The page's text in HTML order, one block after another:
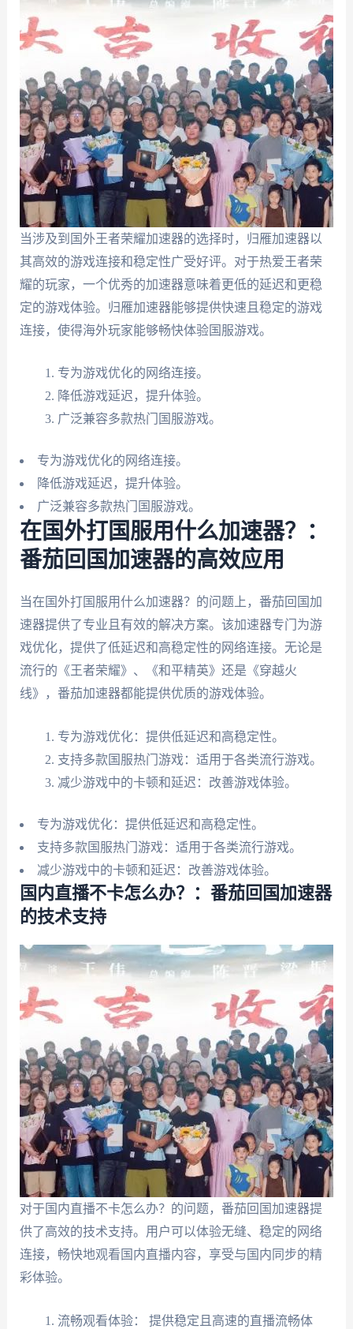
当涉及到国外王者荣耀加速器的选择时，归雁加速器以
其高效的游戏连接和稳定性广受好评。对于热爱王者荣
耀的玩家，一个优秀的加速器意味着更低的延迟和更稳
定的游戏体验。归雁加速器能够提供快速且稳定的游戏
连接，使得海外玩家能够畅快体验国服游戏。
专为游戏优化的网络连接。
降低游戏延迟，提升体验。
广泛兼容多款热门国服游戏。
专为游戏优化的网络连接。
降低游戏延迟，提升体验。
广泛兼容多款热门国服游戏。
在国外打国服用什么加速器？：
番茄回国加速器的高效应用
当在国外打国服用什么加速器？的问题上，番茄回国加
速器提供了专业且有效的解决方案。该加速器专门为游
戏优化，提供了低延迟和高稳定性的网络连接。无论是
流行的《王者荣耀》、《和平精英》还是《穿越火
线》，番茄加速器都能提供优质的游戏体验。
专为游戏优化：提供低延迟和高稳定性。
支持多款国服热门游戏：适用于各类流行游戏。
减少游戏中的卡顿和延迟：改善游戏体验。
专为游戏优化：提供低延迟和高稳定性。
支持多款国服热门游戏：适用于各类流行游戏。
减少游戏中的卡顿和延迟：改善游戏体验。
国内直播不卡怎么办？：番茄回国加速器
的技术支持
对于国内直播不卡怎么办？的问题，番茄回国加速器提
供了高效的技术支持。用户可以体验无缝、稳定的网络
连接，畅快地观看国内直播内容，享受与国内同步的精
彩体验。
流畅观看体验： 提供稳定且高速的直播流畅体